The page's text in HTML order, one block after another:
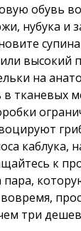
обувь
нубука
высокий
на
в тканевых
каблука,
к
три